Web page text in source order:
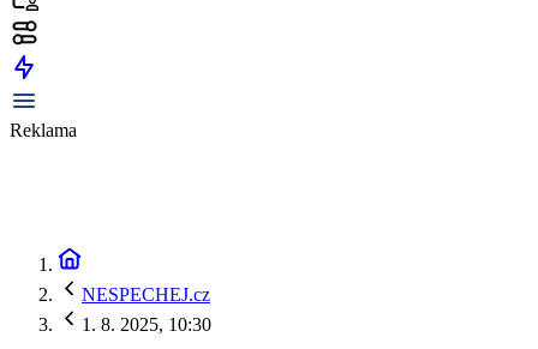
Reklama
NESPECHEJ.cz
1. 8. 2025, 10:30